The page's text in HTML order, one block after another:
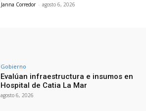
Janna Corredor - agosto 6, 2026
Gobierno
Evalúan infraestructura e insumos en
Hospital de Catia La Mar
agosto 6, 2026